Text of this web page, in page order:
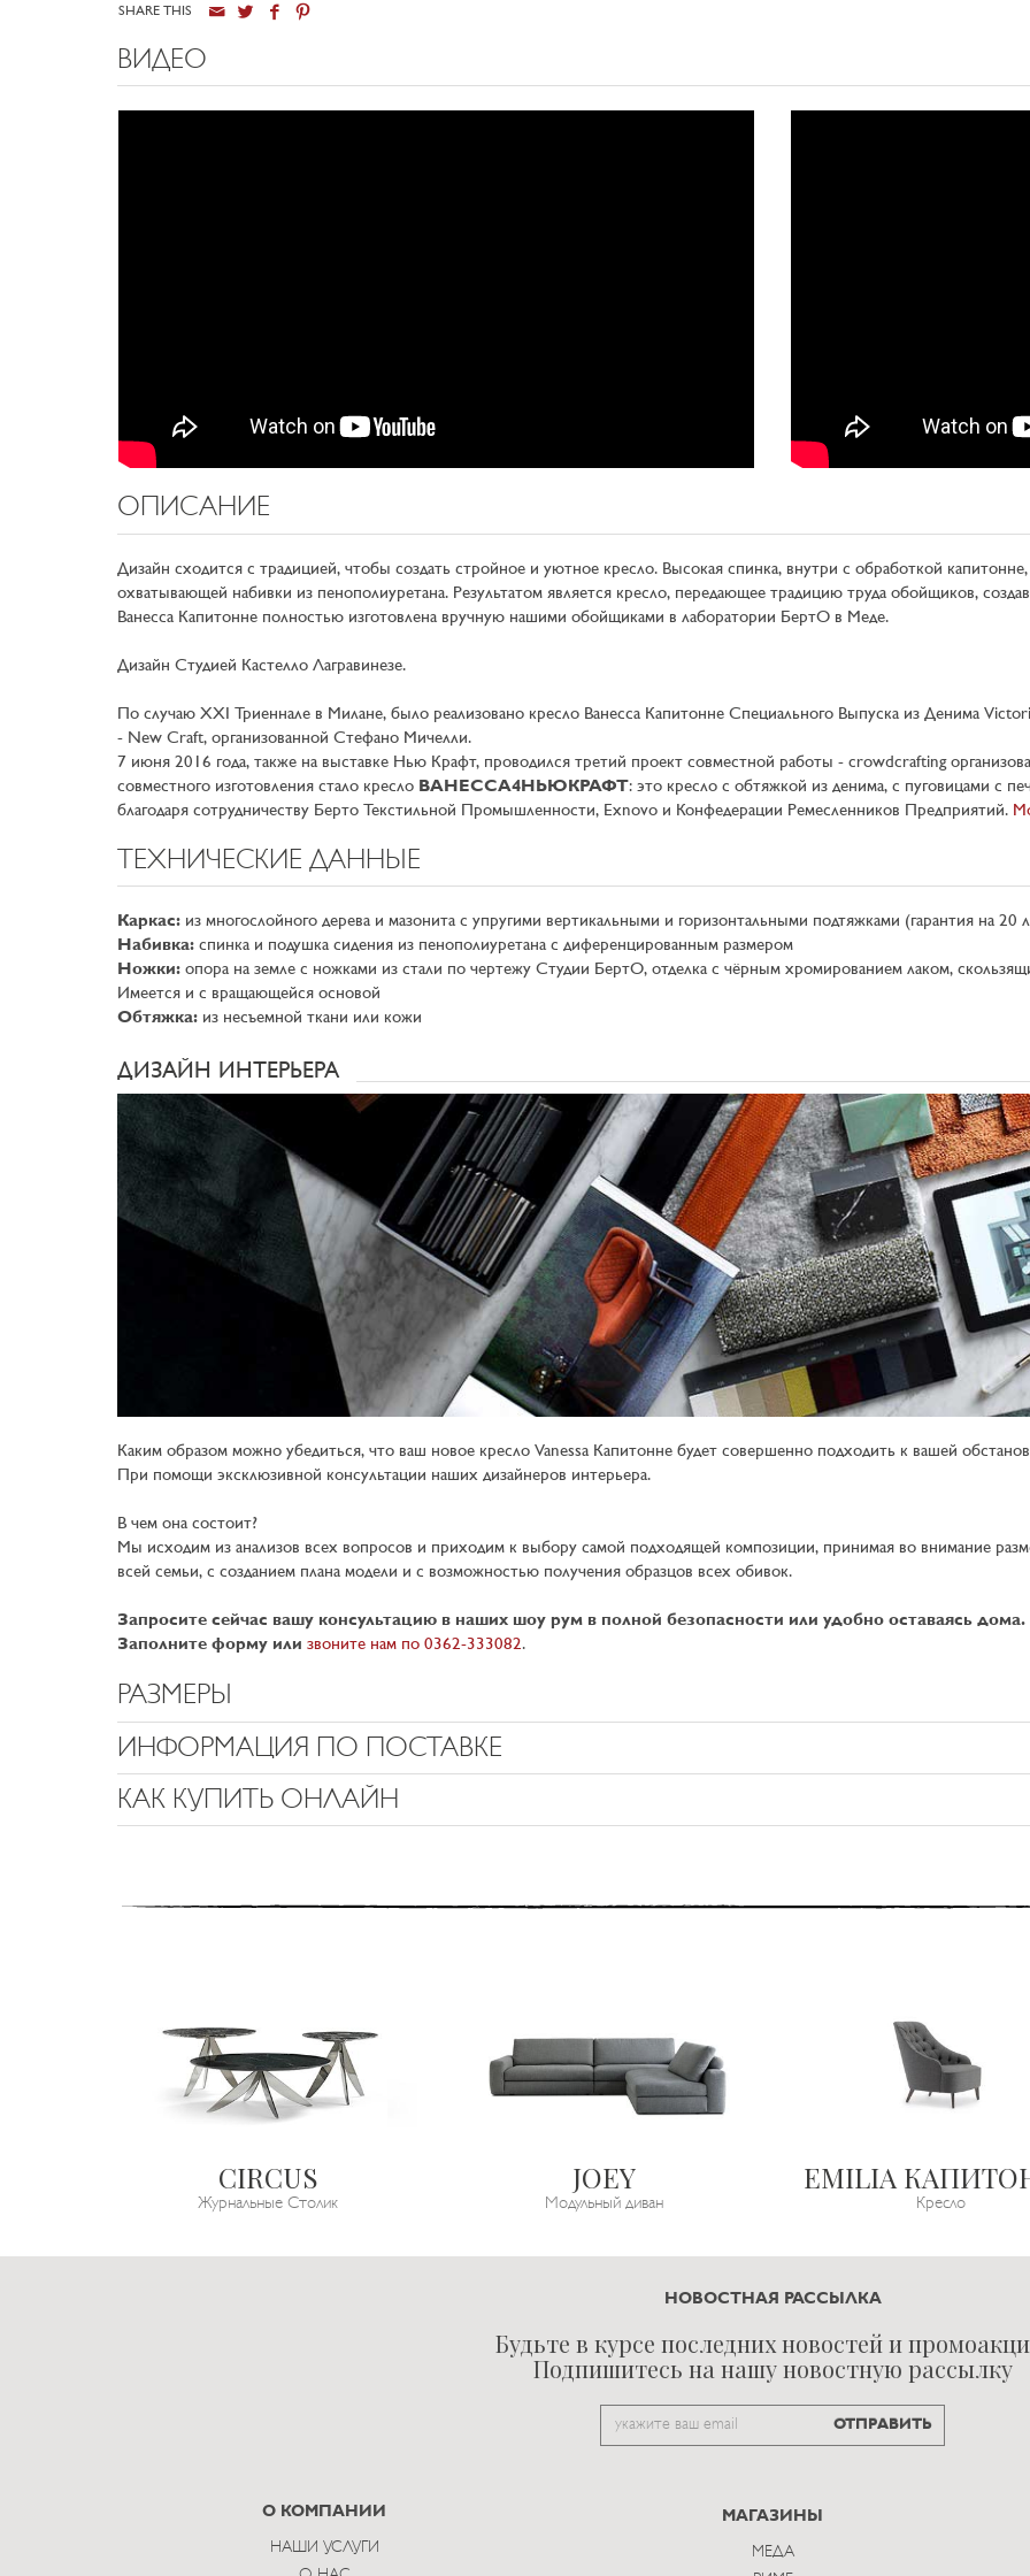
SHARE THIS
ВИДЕО
ОПИСАНИЕ
Дизайн сходится с традицией, чтобы создать стройное и уютное кресло. Высокая спинка, внутри с обработкой
охватывающей набивки из пенополиуретана. Результатом является кресло, передающее традицию труда обойщиков,
Ванесса Капитонне полностью изготовлена вручную нашими обойщиками в лаборатории БертО в Меде.
Дизайн Студией Кастелло Лагравинезе.
По случаю XXI Триеннале в Милане, было реализовано кресло Ванесса Капитонне Специального Выпуска из Денима
- New Craft, организованной Стефано Мичелли.
7 июня 2016 года, также на выставке Нью Крафт, проводился третий проект совместной работы - crowdcrafting
совместного изготовления стало кресло ВАНЕССА4НЬЮКРАФТ: это кресло с обтяжкой из денима, с пуговицами с
благодаря сотрудничеству Берто Текстильной Промышленности, Exnovo и Конфедерации Ремесленников Предприятий.
ТЕХНИЧЕСКИЕ ДАННЫЕ
Каркас: из многослойного дерева и мазонита с упругими вертикальными и горизонтальными подтяжками (гарантия на 20
Набивка: спинка и подушка сидения из пенополиуретана с диференцированным размером
Ножки: опора на земле с ножками из стали по чертежу Студии БертО, отделка с чёрным хромированием лаком,
Имеется и с вращающейся основой
Обтяжка: из несъемной ткани или кожи
ДИЗАЙН ИНТЕРЬЕРА
Каким образом можно убедиться, что ваш новое кресло Vanessa Капитонне будет совершенно подходить к вашей
При помощи эксклюзивной консультации наших дизайнеров интерьера.
В чем она состоит?
Мы исходим из анализов всех вопросов и приходим к выбору самой подходящей композиции, принимая во внимание
всей семьи, с созданием плана модели и с возможностью получения образцов всех обивок.
Запросите сейчас вашу консультацию в наших шоу рум в полной безопасности или удобно оставаясь дома.
Заполните форму или звоните нам по 0362-333082.
РАЗМЕРЫ
ИНФОРМАЦИЯ ПО ПОСТАВКЕ
КАК КУПИТЬ ОНЛАЙН
CIRCUS
Журнальные Столик
JOEY
Модульный диван
EMILIA
Кресло
НОВОСТНАЯ РАССЫЛКА
Будьте в курсе последних новостей и
Подпишитесь на нашу новостную рассылку
Email
ОТПРАВИТЬ
О КОМПАНИИ
НАШИ УСЛУГИ
МАГАЗИНЫ
МЕДА